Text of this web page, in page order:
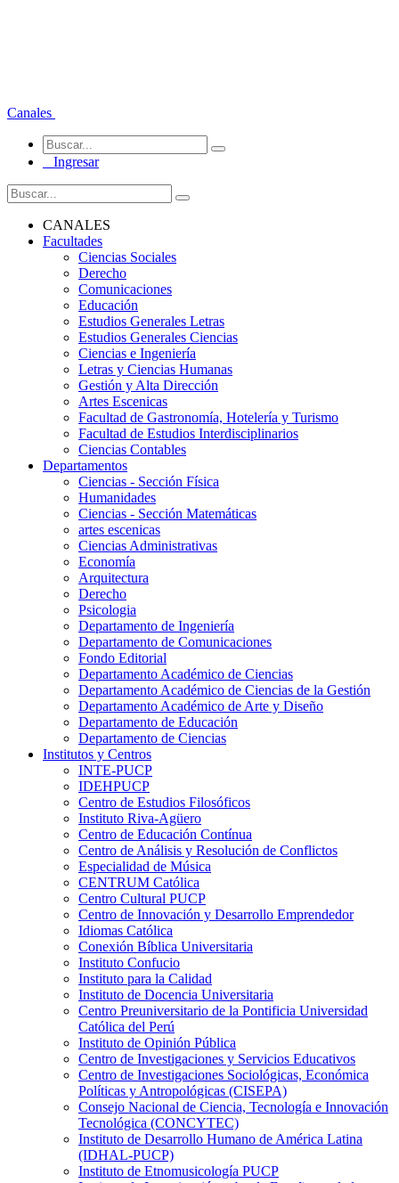
Canales
Ingresar
CANALES
Facultades
Ciencias Sociales
Derecho
Comunicaciones
Educación
Estudios Generales Letras
Estudios Generales Ciencias
Ciencias e Ingeniería
Letras y Ciencias Humanas
Gestión y Alta Dirección
Artes Escenicas
Facultad de Gastronomía, Hotelería y Turismo
Facultad de Estudios Interdisciplinarios
Ciencias Contables
Departamentos
Ciencias - Sección Física
Humanidades
Ciencias - Sección Matemáticas
artes escenicas
Ciencias Administrativas
Economía
Arquitectura
Derecho
Psicologia
Departamento de Ingeniería
Departamento de Comunicaciones
Fondo Editorial
Departamento Académico de Ciencias
Departamento Académico de Ciencias de la Gestión
Departamento Académico de Arte y Diseño
Departamento de Educación
Departamento de Ciencias
Institutos y Centros
INTE-PUCP
IDEHPUCP
Centro de Estudios Filosóficos
Instituto Riva-Agüero
Centro de Educación Contínua
Centro de Análisis y Resolución de Conflictos
Especialidad de Música
CENTRUM Católica
Centro Cultural PUCP
Centro de Innovación y Desarrollo Emprendedor
Idiomas Católica
Conexión Bíblica Universitaria
Instituto Confucio
Instituto para la Calidad
Instituto de Docencia Universitaria
Centro Preuniversitario de la Pontificia Universidad
Católica del Perú
Instituto de Opinión Pública
Centro de Investigaciones y Servicios Educativos
Centro de Investigaciones Sociológicas, Económica
Políticas y Antropológicas (CISEPA)
Consejo Nacional de Ciencia, Tecnología e Innovación
Tecnológica (CONCYTEC)
Instituto de Desarrollo Humano de América Latina
(IDHAL-PUCP)
Instituto de Etnomusicología PUCP